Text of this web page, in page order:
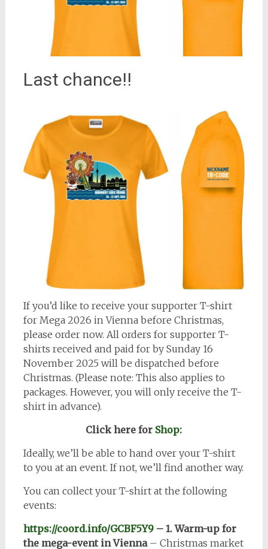
Last chance!!
If you’d like to receive your supporter T-shirt
for Mega 2026 in Vienna before Christmas,
please order now. All orders for supporter T-
shirts received and paid for by Sunday 16
November 2025 will be dispatched before
Christmas. (Please note: This also applies to
packages. However, you will only receive the T-
shirt in advance).
Click here for Shop:
Ideally, we’ll be able to hand over your T-shirt
to you at an event. If not, we’ll find another way.
You can collect your T-shirt at the following
events:
https://coord.info/GCBF5Y9– 1. Warm-up for
the mega-event in Vienna– Christmas market